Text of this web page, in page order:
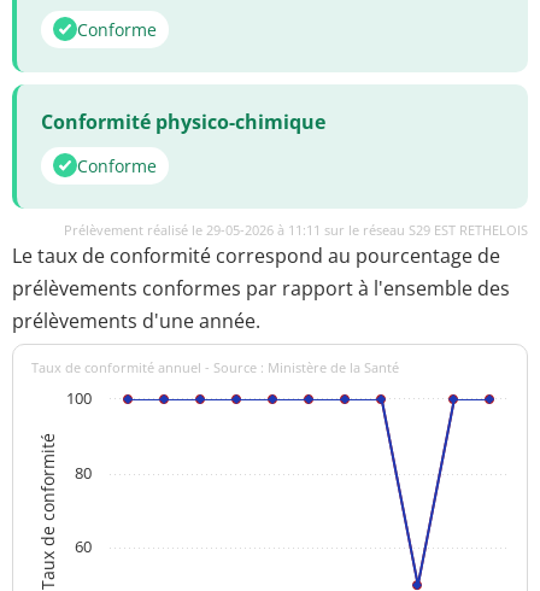
Conforme
Conformité physico-chimique
Conforme
Prélèvement réalisé le 29-05-2026 à 11:11 sur le réseau S29 EST RETHELOIS
Le taux de conformité correspond au pourcentage de
prélèvements conformes par rapport à l'ensemble des
prélèvements d'une année.
Taux de conformité
Taux de conformité annuel - Source : Ministère de la Santé
60
80
100